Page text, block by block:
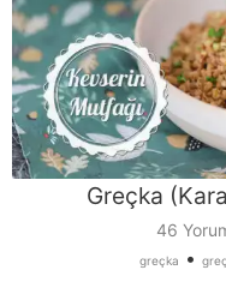
Greçka
46
greçka •